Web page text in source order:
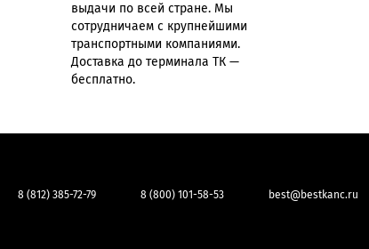
выдачи по всей стране. Мы
сотрудничаем с крупнейшими
транспортными компаниями.
Доставка до терминала ТК —
бесплатно.
8 (812) 385-72-79 8 (800) 101-58-53 best@bestkanc.ru